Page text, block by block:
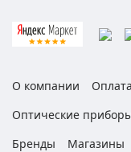
О компании
Оптические
Бренды
Магазины